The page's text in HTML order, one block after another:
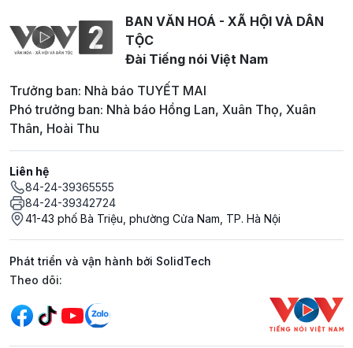
BAN VĂN HOÁ - XÃ HỘI VÀ DÂN
TỘC
Đài Tiếng nói Việt Nam
Trưởng ban: Nhà báo TUYẾT MAI
Phó trưởng ban: Nhà báo Hồng Lan, Xuân Thọ, Xuân
Thân, Hoài Thu
Liên hệ
84-24-39365555
84-24-39342724
41-43 phố Bà Triệu, phường Cửa Nam, TP. Hà Nội
Phát triển và vận hành bởi SolidTech
Mạng xã hội
Theo dõi: